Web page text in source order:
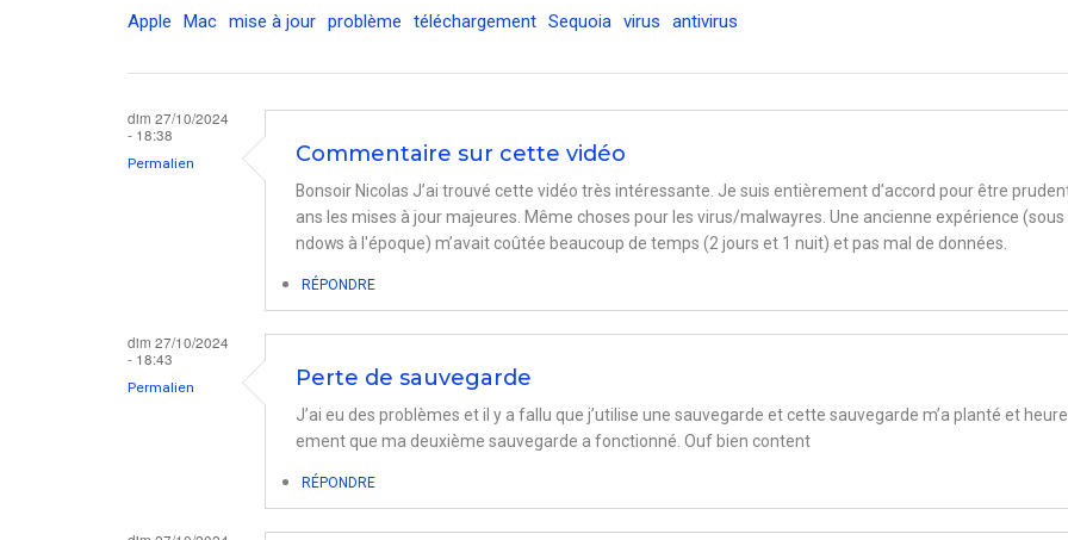
Apple
Mac mise à jour problème téléchargement Sequoia virus antivirus
dim 27/10/2024
- 18:38
Permalien Commentaire sur cette vidéo
Bonsoir Nicolas J’ai trouvé cette vidéo très intéressante. Je suis entièrement d’accord pour être
ans les mises à jour majeures. Même choses pour les virus/malwayres. Une ancienne expérience (sous
ndows à l'époque) m’avait coûtée beaucoup de temps (2 jours et 1 nuit) et pas mal de données.
RÉPONDRE
dim 27/10/2024
- 18:43
Permalien Perte de sauvegarde
J’ai eu des problèmes et il y a fallu que j’utilise une sauvegarde et cette sauvegarde m’a planté et
ement que ma deuxième sauvegarde a fonctionné. Ouf bien content
RÉPONDRE